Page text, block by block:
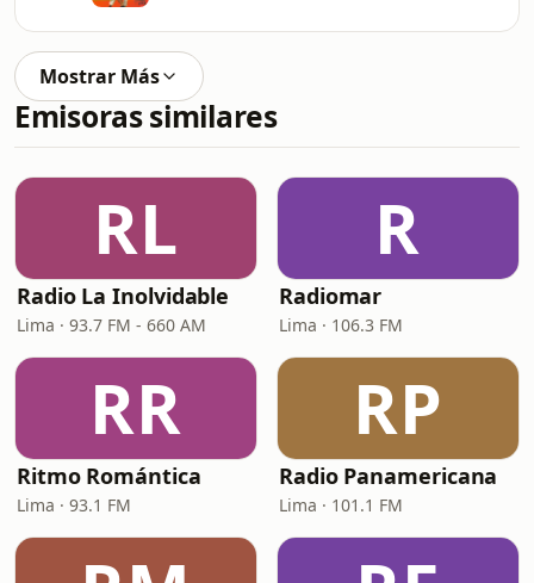
Mostrar Más
Emisoras similares
RL
Radio La Inolvidable
Lima · 93.7 FM - 660 AM
R
Radiomar
Lima · 106.3 FM
RR
Ritmo Romántica
Lima · 93.1 FM
RP
Radio Panamericana
Lima · 101.1 FM